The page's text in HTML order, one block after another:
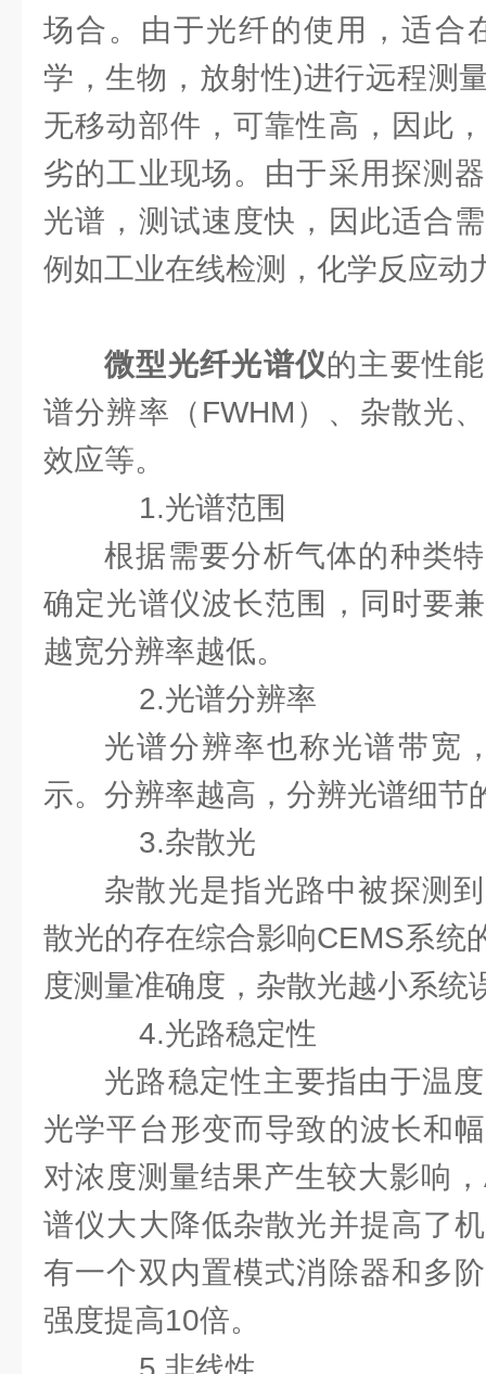
场合。由于光纤的使用，适合
学，生物，放射性)进行远程测
无移动部件，可靠性高，因此
劣的工业现场。由于采用探测
光谱，测试速度快，因此适合
例如工业在线检测，化学反应动
微型光纤光谱仪的主要性
谱分辨率（FWHM）、杂散光
效应等。
1.光谱范围
根据需要分析气体的种类
确定光谱仪波长范围，同时要
越宽分辨率越低。
2.光谱分辨率
光谱分辨率也称光谱带宽
示。分辨率越高，分辨光谱细节
3.杂散光
杂散光是指光路中被探测
散光的存在综合影响CEMS系统
度测量准确度，杂散光越小系统
4.光路稳定性
光路稳定性主要指由于温
光学平台形变而导致的波长和
对浓度测量结果产生较大影响
谱仪大大降低杂散光并提高了
有一个双内置模式消除器和多
强度提高10倍。